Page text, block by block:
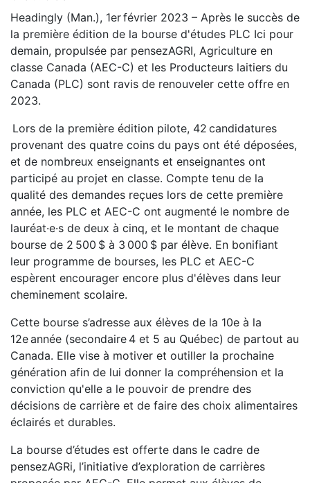
Headingly (Man.), 1er février 2023 – Après le succès de
la première édition de la bourse d'études PLC Ici pour
demain, propulsée par pensezAGRI, Agriculture en
classe Canada (AEC-C) et les Producteurs laitiers du
Canada (PLC) sont ravis de renouveler cette offre en
2023.
Lors de la première édition pilote, 42 candidatures
provenant des quatre coins du pays ont été déposées,
et de nombreux enseignants et enseignantes ont
participé au projet en classe. Compte tenu de la
qualité des demandes reçues lors de cette première
année, les PLC et AEC-C ont augmenté le nombre de
lauréat·e·s de deux à cinq, et le montant de chaque
bourse de 2 500 $ à 3 000 $ par élève. En bonifiant
leur programme de bourses, les PLC et AEC-C
espèrent encourager encore plus d'élèves dans leur
cheminement scolaire.
Cette bourse s’adresse aux élèves de la 10e à la
12e année (secondaire 4 et 5 au Québec) de partout au
Canada. Elle vise à motiver et outiller la prochaine
génération afin de lui donner la compréhension et la
conviction qu'elle a le pouvoir de prendre des
décisions de carrière et de faire des choix alimentaires
éclairés et durables.
La bourse d’études est offerte dans le cadre de
pensezAGRi, l’initiative d’exploration de carrières